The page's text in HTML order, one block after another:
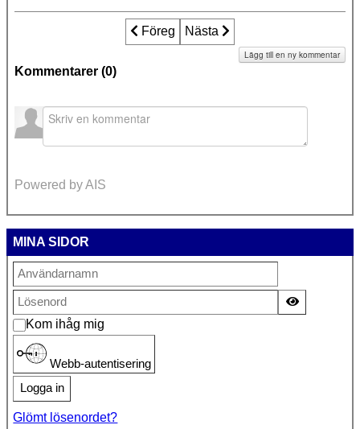
Föregående artikel: Budgetunderskott i
Föreg Nästa artikel: En advokats
Nästa
Kommentarer (0)
Lägg till en ny kommentar
Powered by AIS
MINA SIDOR
Kom ihåg mig
Webb-autentisering
Logga in
Glömt lösenordet?